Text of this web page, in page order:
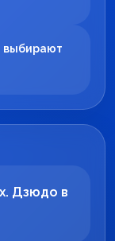
выбирают
Дзюдо в